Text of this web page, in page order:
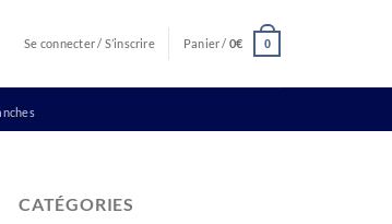
Se connecter / S’inscrire Panier / 0€ 0
CATÉGORIES